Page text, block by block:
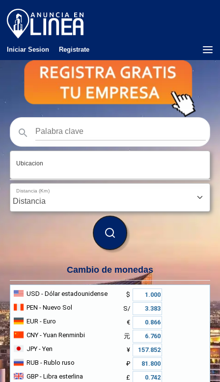
Iniciar Sesion Registrate
Ubicacion
Distancia (Km)
BUSCAR
Cambio de monedas
USD - Dólar estadounidense
$
PEN - Nuevo Sol
S/
EUR - Euro
€
CNY - Yuan Renminbi
元
JPY - Yen
¥
RUB - Rublo ruso
₽
GBP - Libra esterlina
£